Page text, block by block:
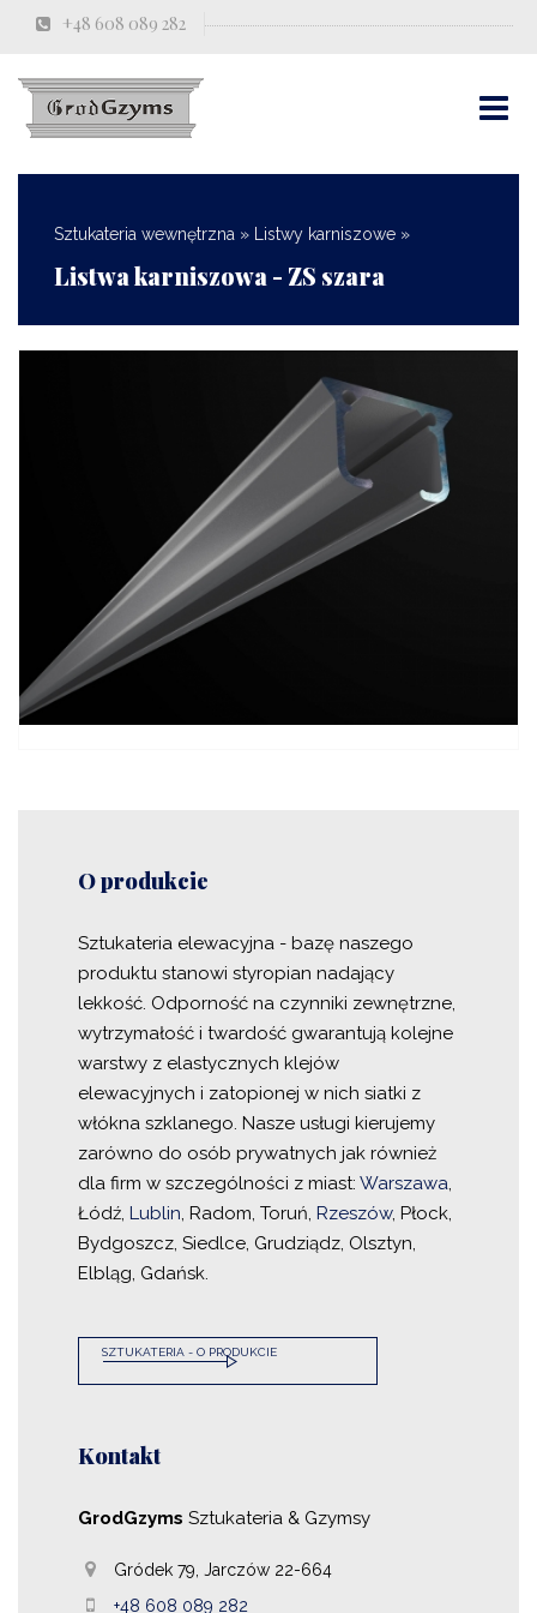
+48 608 089 282
Sztukateria wewnętrzna » Listwy karniszowe »
Listwa karniszowa - ZS szara
O produkcie
Sztukateria elewacyjna - bazę naszego
produktu stanowi styropian nadający
lekkość. Odporność na czynniki zewnętrzne,
wytrzymałość i twardość gwarantują kolejne
warstwy z elastycznych klejów
elewacyjnych i zatopionej w nich siatki z
włókna szklanego. Nasze usługi kierujemy
zarówno do osób prywatnych jak również
dla firm w szczególności z miast: Warszawa,
Łódź, Lublin, Radom, Toruń, Rzeszów, Płock,
Bydgoszcz, Siedlce, Grudziądz, Olsztyn,
Elbląg, Gdańsk.
SZTUKATERIA - O PRODUKCIE
Kontakt
GrodGzyms Sztukateria & Gzymsy
Gródek 79, Jarczów 22-664
+48 608 089 282